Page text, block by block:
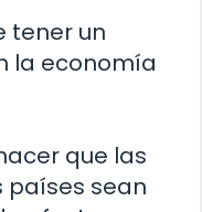
tener un
la economía
que las
países sean